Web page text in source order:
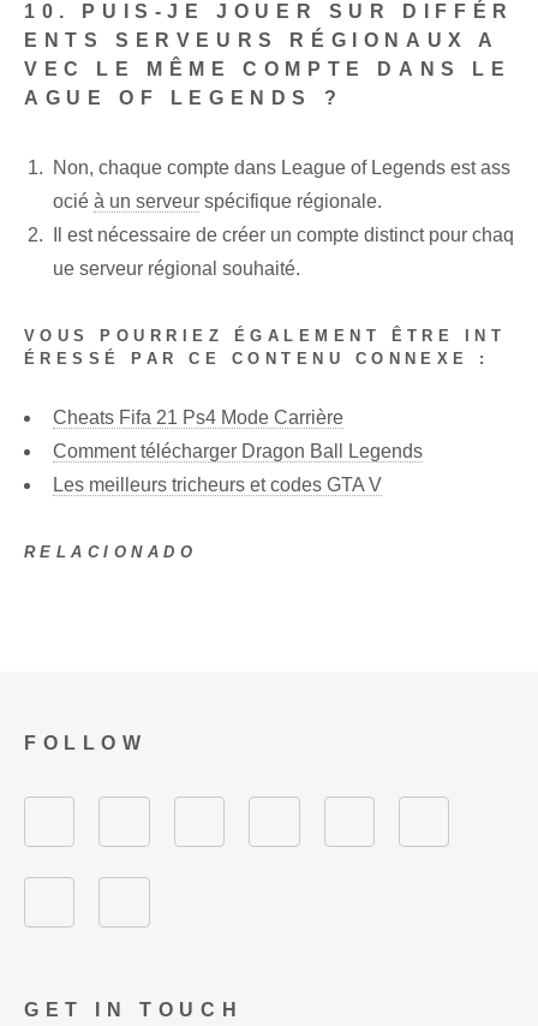
10. PUIS-JE JOUER SUR DIFFÉR
ENTS SERVEURS RÉGIONAUX A
VEC LE MÊME COMPTE DANS LE
AGUE OF LEGENDS ?
Non, chaque compte dans League of Legends est ass
ocié à un serveur spécifique régionale.
Il est nécessaire de créer un compte distinct pour chaq
ue serveur régional souhaité.
VOUS POURRIEZ ÉGALEMENT ÊTRE INT
ÉRESSÉ PAR CE CONTENU CONNEXE :
Cheats Fifa 21 Ps4 Mode Carrière
Comment télécharger Dragon Ball Legends
Les meilleurs tricheurs et codes GTA V
RELACIONADO
GET IN TOUCH
FOLLOW